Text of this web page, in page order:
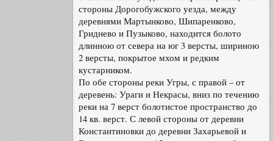
стороны Дорогобужского уезда, между
деревнями Мартынково, Шипаренково,
Гриднево и Пузыково, находится болото
длинною от севера на юг 3 версты, шириною
2 версты, покрытое мхом и редким
кустарником.
По обе стороны реки Угры, с правой – от
деревень: Ураги и Некрасы, вниз по течению
реки на 7 верст болотистое пространство до
14 кв. верст. С левой стороны от деревни
Константиновки до деревни Захарьевой и